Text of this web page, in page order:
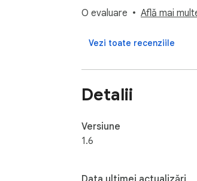
O evaluare Află mai
Vezi toate recenziile
Detalii
Versiune
1.6